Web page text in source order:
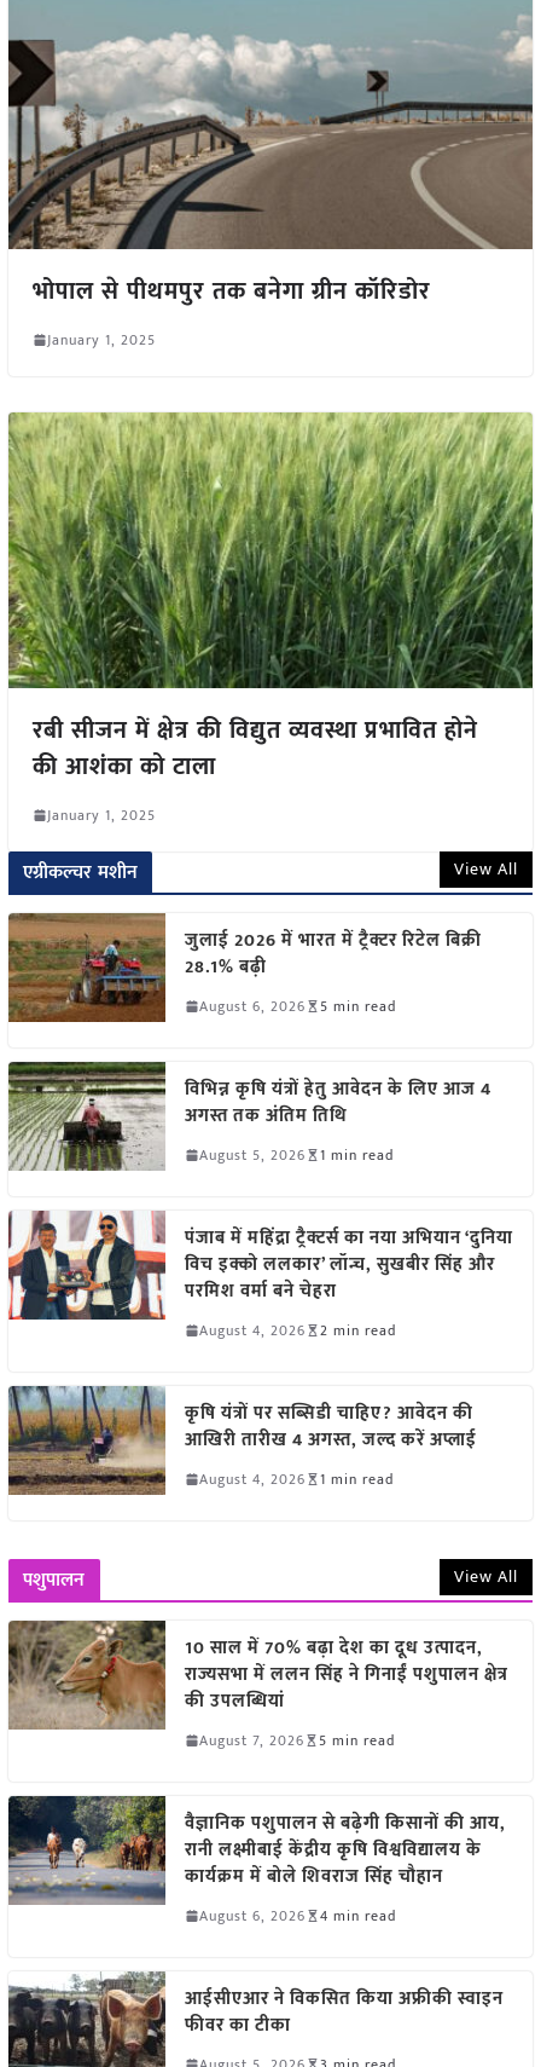
भोपाल से पीथमपुर तक बनेगा ग्रीन कॉरिडोर
January 1, 2025
रबी सीजन में क्षेत्र की विद्युत व्यवस्था प्रभावित होने
की आशंका को टाला
January 1, 2025
एग्रीकल्चर मशीन View All
जुलाई 2026 में भारत में ट्रैक्टर रिटेल बिक्री
28.1% बढ़ी
August 6, 2026 5 min read
विभिन्न कृषि यंत्रों हेतु आवेदन के लिए आज 4
अगस्त तक अंतिम तिथि
August 5, 2026 1 min read
पंजाब में महिंद्रा ट्रैक्टर्स का नया अभियान ‘दुनिया
विच इक्को ललकार’ लॉन्च, सुखबीर सिंह और
परमिश वर्मा बने चेहरा
August 4, 2026 2 min read
कृषि यंत्रों पर सब्सिडी चाहिए? आवेदन की
आखिरी तारीख 4 अगस्त, जल्द करें अप्लाई
August 4, 2026 1 min read
पशुपालन View All
10 साल में 70% बढ़ा देश का दूध उत्पादन,
राज्यसभा में ललन सिंह ने गिनाईं पशुपालन क्षेत्र
की उपलब्धियां
August 7, 2026 5 min read
वैज्ञानिक पशुपालन से बढ़ेगी किसानों की आय,
रानी लक्ष्मीबाई केंद्रीय कृषि विश्वविद्यालय के
कार्यक्रम में बोले शिवराज सिंह चौहान
August 6, 2026 4 min read
आईसीएआर ने विकसित किया अफ्रीकी स्वाइन
फीवर का टीका